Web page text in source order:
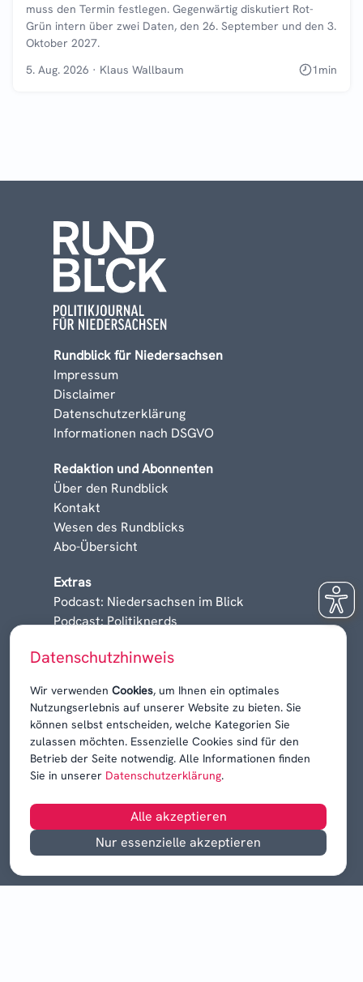
muss den Termin festlegen. Gegenwärtig diskutiert Rot-
Grün intern über zwei Daten, den 26. September und den 3.
Oktober 2027.
5. Aug. 2026 · Klaus Wallbaum 1min
Datenschutzhinweis
Wir verwenden Cookies, um Ihnen ein optimales
Nutzungserlebnis auf unserer Website zu bieten. Sie
können selbst entscheiden, welche Kategorien Sie
zulassen möchten. Essenzielle Cookies sind für den
Betrieb der Seite notwendig. Alle Informationen finden
Sie in unserer Datenschutzerklärung.
Alle akzeptieren
Nur essenzielle akzeptieren
Rundblick für Niedersachsen
Impressum
Disclaimer
Datenschutzerklärung
Informationen nach DSGVO
Redaktion und Abonnenten
Über den Rundblick
Kontakt
Wesen des Rundblicks
Abo-Übersicht
Extras
Podcast: Niedersachsen im Blick
Podcast: Politiknerds
Karrieren, Krisen & Kontroversen